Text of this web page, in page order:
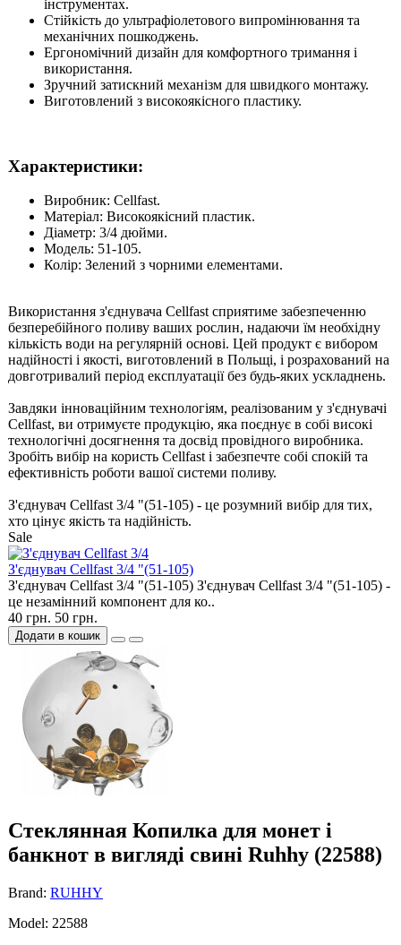
інструментах.
Стійкість до ультрафіолетового випромінювання та
механічних пошкоджень.
Ергономічний дизайн для комфортного тримання і
використання.
Зручний затискний механізм для швидкого монтажу.
Виготовлений з високоякісного пластику.
Характеристики:
Виробник: Cellfast.
Матеріал: Високоякісний пластик.
Діаметр: 3/4 дюйми.
Модель: 51-105.
Колір: Зелений з чорними елементами.
Використання з'єднувача Cellfast сприятиме забезпеченню
безперебійного поливу ваших рослин, надаючи їм необхідну
кількість води на регулярній основі. Цей продукт є вибором
надійності і якості, виготовлений в Польщі, і розрахований на
довготривалий період експлуатації без будь-яких ускладнень.
Завдяки інноваційним технологіям, реалізованим у з'єднувачі
Cellfast, ви отримуєте продукцію, яка поєднує в собі високі
технологічні досягнення та досвід провідного виробника.
Зробіть вибір на користь Cellfast і забезпечте собі спокій та
ефективність роботи вашої системи поливу.
З'єднувач Cellfast 3/4 "(51-105) - це розумний вибір для тих,
хто цінує якість та надійність.
Sale
З'єднувач Cellfast 3/4 "(51-105)
З'єднувач Cellfast 3/4 "(51-105) З'єднувач Cellfast 3/4 "(51-105) -
це незамінний компонент для ко..
40 грн. 50 грн.
Додати в кошик
Cтеклянная Копилка для монет і
банкнот в вигляді свині Ruhhy (22588)
Brand: RUHHY
Model: 22588